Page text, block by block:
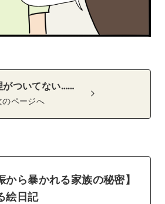
がついてない……
のページへ
から暴かれる家族の秘密】
絵日記